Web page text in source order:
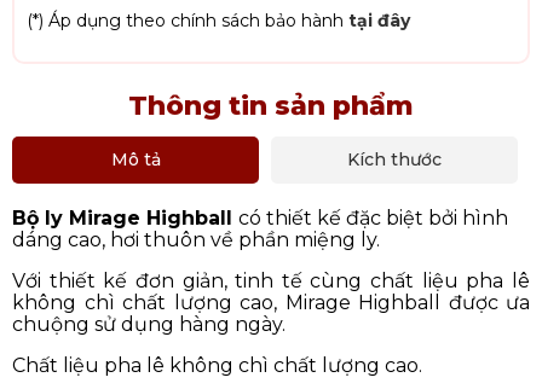
(*) Áp dụng theo chính sách bảo hành tại đây
Thông tin sản phẩm
Mô tả Kích thước
Bộ ly Mirage Highball có thiết kế đặc biệt bởi hình
dáng cao, hơi thuôn về phần miệng ly.
Với thiết kế đơn giản, tinh tế cùng chất liệu pha lê
không chì chất lượng cao, Mirage Highball được ưa
chuộng sử dụng hàng ngày.
Chất liệu pha lê không chì chất lượng cao.